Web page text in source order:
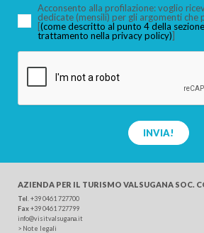
Acconsento alla profilazione: voglio
dedicate (mensili) per gli argomenti che
[(come descritto al punto 4 della
trattamento nella privacy policy)]
INVIA!
AZIENDA PER IL TURISMO VALSUGANA SOC.
Tel +39 0461 727700
Fax+39 0461 727799
info@visitvalsugana.it
> Note legali